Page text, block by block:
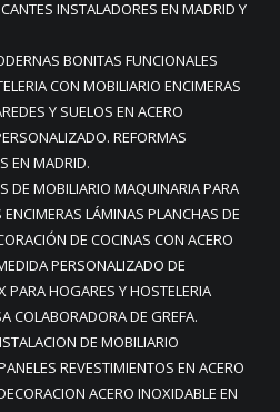
INSTALADORES EN MADRID Y
BONITAS FUNCIONALES
CON MOBILIARIO ENCIMERAS
Y SUELOS EN ACERO
REFORMAS
EN MADRID.
DE MOBILIARIO MAQUINARIA PARA
LÁMINAS PLANCHAS DE
DE COCINAS CON ACERO
PERSONALIZADO DE
PARA HOGARES Y HOSTELERIA
COLABORADORA DE GREFA.
DE MOBILIARIO
REVESTIMIENTOS EN ACERO
ACERO INOXIDABLE EN